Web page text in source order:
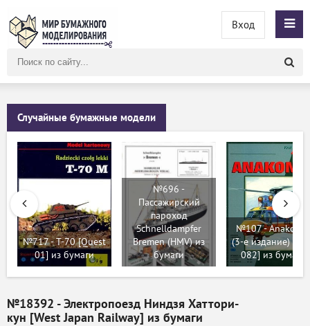
сайту
Вход
Случайные бумажные модели
№717 - T-70 [Quest
01] из бумаги
№696 -
Пассажирский
пароход
Schnelldampfer
Bremen (HMV) из
бумаги
№107 -
(3-е издание)
082] из бумаги
№18392 - Электропоезд Ниндзя Хаттори-
кун [West Japan Railway] из бумаги